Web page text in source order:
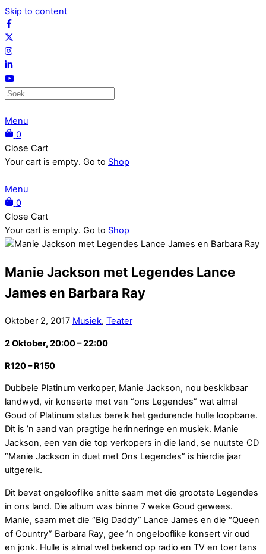
Skip to content
Menu
0
Close Cart
Your cart is empty. Go to Shop
Menu
0
Close Cart
Your cart is empty. Go to Shop
Manie Jackson met Legendes Lance
James en Barbara Ray
Oktober 2, 2017 Musiek, Teater
2 Oktober, 20:00 –22:00
R120 – R150
Dubbele Platinum verkoper, Manie Jackson, nou beskikbaar
landwyd, vir konserte met van “ons Legendes” wat almal
Goud of Platinum status bereik het gedurende hulle loopbane.
Dit is ’n aand van pragtige herinneringe en musiek. Manie
Jackson, een van die top verkopers in die land, se nuutste CD
“Manie Jackson in duet met Ons Legendes” is hierdie jaar
uitgereik.
Dit bevat ongelooflike snitte saam met die grootste Legendes
in ons land. Die album was binne 7 weke Goud gewees.
Manie, saam met die “Big Daddy” Lance James en die “Queen
of Country” Barbara Ray, gee ’n ongelooflike konsert vir oud
en jonk. Hulle is almal wel bekend op radio en TV en toer tans